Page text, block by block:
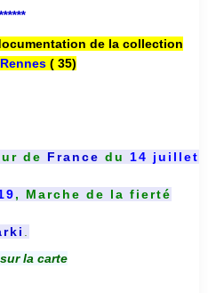
de la collection
Rennes( 35)
de France du 14 juillet
, Marche de la fierté
sur la carte